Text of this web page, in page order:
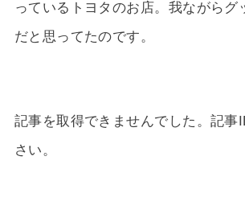
っているトヨタのお店。我ながらグ
だと思ってたのです。
記事を取得できませんでした。記事
さい。